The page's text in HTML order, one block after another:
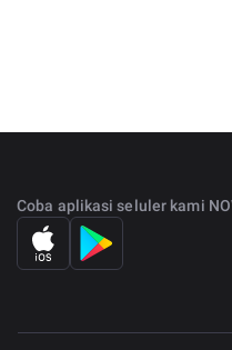
Coba aplikasi seluler kami